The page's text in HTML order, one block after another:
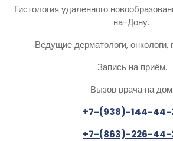
Гистология удаленного
на-Дону.
Ведущие дерматологи, онкологи,
Запись на приём.
Вызов врача на дом.
+7-(938)-144-44-
+7-(863)-226-44-